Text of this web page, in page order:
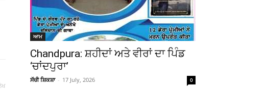
Telegram Copy URL
ਆਮ
Chandpura: ਸ਼ਹੀਦਾਂ ਅਤੇ ਵੀਰਾਂ ਦਾ ਪਿੰਡ
‘ਚਾਂਦਪੁਰਾ’
ਸੱਚੀ ਸ਼ਿਕਸ਼ਾ - 17 July, 2026 0